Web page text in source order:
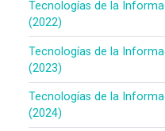
Tecnologías de la
(2022)
Tecnologías de la
(2023)
Tecnologías de la
(2024)